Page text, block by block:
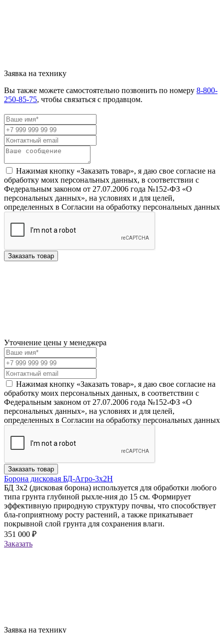
Заявка на технику
Вы также можете самостоятельно позвонить по номеру 8-800-
250-85-75, чтобы связаться с продавцом.
Нажимая кнопку «Заказать товар», я даю свое согласие на
обработку моих персональных данных, в соответствии с
Федеральным законом от 27.07.2006 года №152-ФЗ «О
персональных данных», на условиях и для целей,
определенных в Согласии на обработку персональных данных
Заказать товар
Уточнение цены у менеджера
Нажимая кнопку «Заказать товар», я даю свое согласие на
обработку моих персональных данных, в соответствии с
Федеральным законом от 27.07.2006 года №152-ФЗ «О
персональных данных», на условиях и для целей,
определенных в Согласии на обработку персональных данных
Заказать товар
Борона дисковая БД-Агро-3х2Н
БД 3х2 (дисковая борона) используется для обработки любого
типа грунта глубиной рыхле-ния до 15 см. Формирует
эффективную природную структуру почвы, что способствует
бла-гоприятному росту растений, а также прикатывает
покрывной слой грунта для сохранения влаги.
351 000 ₽
Заказать
Заявка на технику